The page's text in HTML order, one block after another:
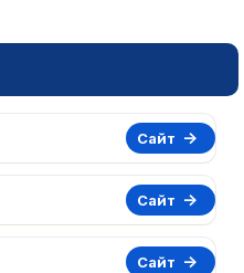
Сайт
Сайт
Сайт